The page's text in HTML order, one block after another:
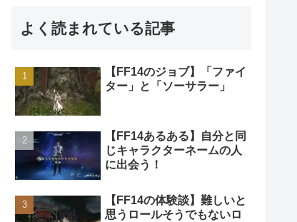
よく読まれている記事
【FF14のジョブ】「ファイ
ター」と「ソーサラー」
【FF14あるある】自分と同
じキャラクターネームの人
に出会う！
【FF14の体験談】難しいと
思うロールそうでもないロ